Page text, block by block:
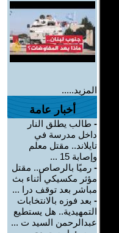
المزيد.....
أخبار عامة
- طالب يطلق النار
داخل مدرسة في
تايلاند.. مقتل معلم
وإصابة 15 ...
- رميًا بالرصاص.. مقتل
مؤثر مكسيكي أثناء بث
مباشر بعد توقف درا ...
- بعد فوزه بالانتخابات
التمهيدية.. هل يستطيع
عبدالرحمن السيد ت ...